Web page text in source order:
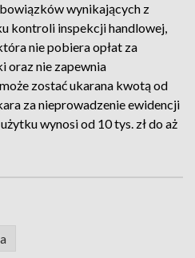
wynikających z
kontroli inspekcji handlowej,
nie pobiera opłat za
oraz nie zapewnia
zostać ukarana kwotą od
za nieprowadzenie ewidencji
wynosi od 10 tys. zł do aż